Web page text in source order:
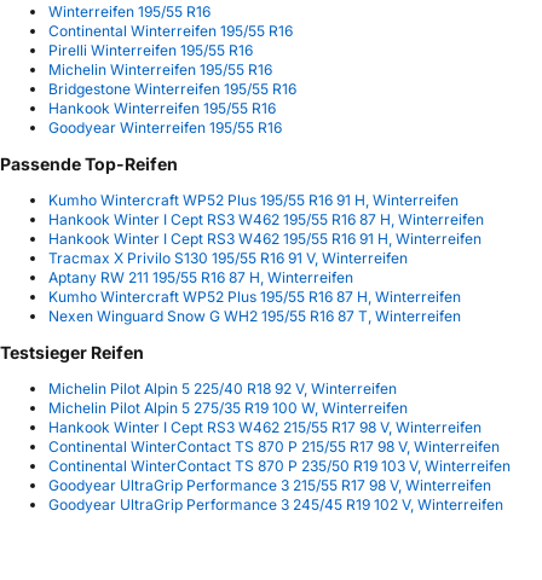
Winterreifen 195/55 R16
Continental Winterreifen 195/55 R16
Pirelli Winterreifen 195/55 R16
Michelin Winterreifen 195/55 R16
Bridgestone Winterreifen 195/55 R16
Hankook Winterreifen 195/55 R16
Goodyear Winterreifen 195/55 R16
Passende Top-Reifen
Kumho Wintercraft WP52 Plus 195/55 R16 91 H, Winterreifen
Hankook Winter I Cept RS3 W462 195/55 R16 87 H, Winterreifen
Hankook Winter I Cept RS3 W462 195/55 R16 91 H, Winterreifen
Tracmax X Privilo S130 195/55 R16 91 V, Winterreifen
Aptany RW 211 195/55 R16 87 H, Winterreifen
Kumho Wintercraft WP52 Plus 195/55 R16 87 H, Winterreifen
Nexen Winguard Snow G WH2 195/55 R16 87 T, Winterreifen
Testsieger Reifen
Michelin Pilot Alpin 5 225/40 R18 92 V, Winterreifen
Michelin Pilot Alpin 5 275/35 R19 100 W, Winterreifen
Hankook Winter I Cept RS3 W462 215/55 R17 98 V, Winterreifen
Continental WinterContact TS 870 P 215/55 R17 98 V, Winterreifen
Continental WinterContact TS 870 P 235/50 R19 103 V, Winterreifen
Goodyear UltraGrip Performance 3 215/55 R17 98 V, Winterreifen
Goodyear UltraGrip Performance 3 245/45 R19 102 V, Winterreifen